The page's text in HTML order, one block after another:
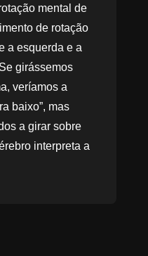
mental de
de rotação
a esquerda e a
girássemos
veríamos a
baixo”, mas
a girar sobre
interpreta a